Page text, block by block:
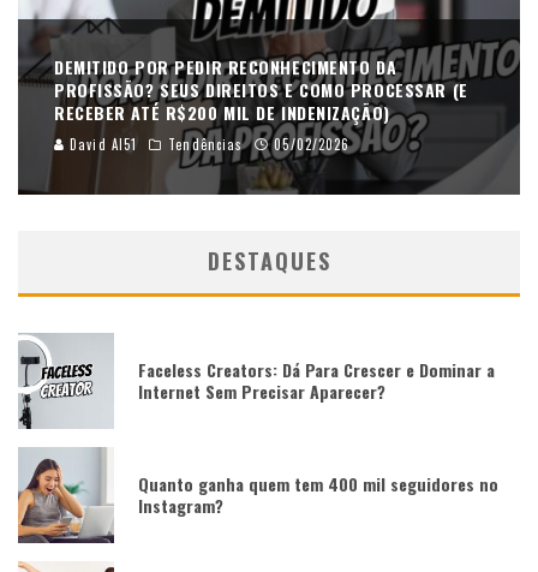
DEMITIDO POR PEDIR RECONHECIMENTO DA
PROFISSÃO? SEUS DIREITOS E COMO PROCESSAR (E
RECEBER ATÉ R$200 MIL DE INDENIZAÇÃO)
David AI51 Tendências 05/02/2026
DESTAQUES
Faceless Creators: Dá Para Crescer e Dominar a
Internet Sem Precisar Aparecer?
Quanto ganha quem tem 400 mil seguidores no
Instagram?